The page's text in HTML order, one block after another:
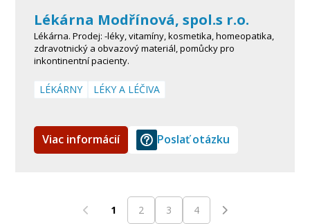
Lékárna Modřínová, spol.s r.o.
Lékárna. Prodej: -léky, vitamíny, kosmetika, homeopatika,
zdravotnický a obvazový materiál, pomůcky pro
inkontinentní pacienty.
LÉKÁRNY LÉKY A LÉČIVA
Viac informácií Poslať otázku
1 2 3 4